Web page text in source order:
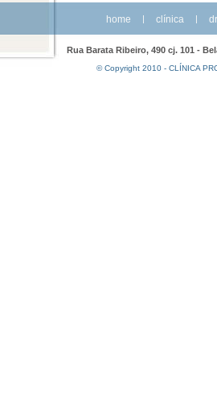
home | clínica |
Rua Barata Ribeiro, 490 cj. 101 -
© Copyright 2010 - CLÍNICA